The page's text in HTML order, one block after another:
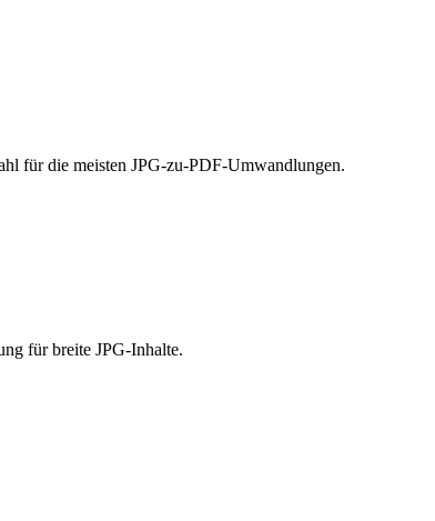
für die meisten JPG-zu-PDF-Umwandlungen.
für breite JPG-Inhalte.